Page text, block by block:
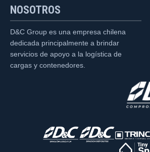
NOSOTROS
D&C Group es una empresa chilena
dedicada principalmente a brindar
servicios de apoyo a la logística de
cargas y contenedores.